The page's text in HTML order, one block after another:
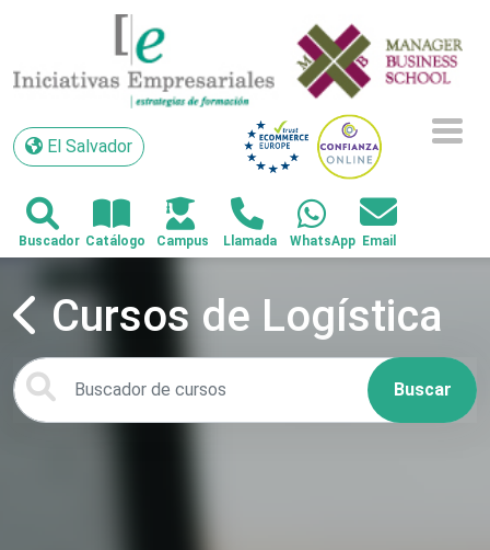
El Salvador
El Salvador
Cursos de Logística
Buscar